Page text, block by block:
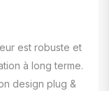
est robuste et
à long terme.
design plug &